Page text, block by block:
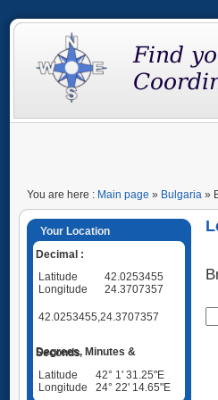
You are here : Main page » Bulgaria »
Your Location
Decimal :
Latitude
42.0253455
Longitude
24.3707357
42.0253455,24.3707357
Degrees, Minutes & Seconds
Latitude
42° 1' 31.25"E
Longitude
24° 22' 14.65"E